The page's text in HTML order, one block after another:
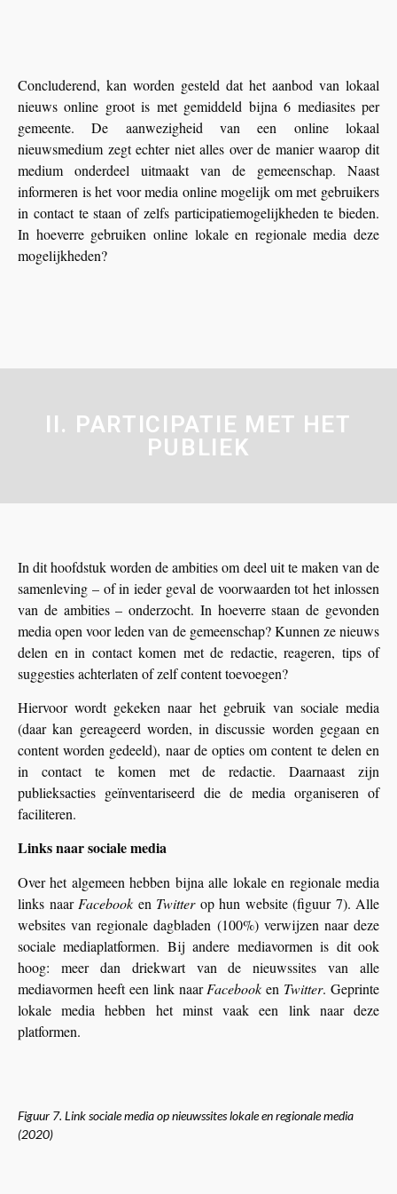
Concluderend, kan worden gesteld dat het aanbod van lokaal
nieuws online groot is met gemiddeld bijna 6 mediasites per
gemeente. De aanwezigheid van een online lokaal
nieuwsmedium zegt echter niet alles over de manier waarop dit
medium onderdeel uitmaakt van de gemeenschap. Naast
informeren is het voor media online mogelijk om met gebruikers
in contact te staan of zelfs participatiemogelijkheden te bieden.
In hoeverre gebruiken online lokale en regionale media deze
mogelijkheden?
II. PARTICIPATIE MET HET
PUBLIEK
In dit hoofdstuk worden de ambities om deel uit te maken van de
samenleving – of in ieder geval de voorwaarden tot het inlossen
van de ambities – onderzocht. In hoeverre staan de gevonden
media open voor leden van de gemeenschap? Kunnen ze nieuws
delen en in contact komen met de redactie, reageren, tips of
suggesties achterlaten of zelf content toevoegen?
Hiervoor wordt gekeken naar het gebruik van sociale media
(daar kan gereageerd worden, in discussie worden gegaan en
content worden gedeeld), naar de opties om content te delen en
in contact te komen met de redactie. Daarnaast zijn
publieksacties geïnventariseerd die de media organiseren of
faciliteren.
Links naar sociale media
Over het algemeen hebben bijna alle lokale en regionale media
links naar Facebook en Twitterop hun website (figuur 7). Alle
websites van regionale dagbladen (100%) verwijzen naar deze
sociale mediaplatformen. Bij andere mediavormen is dit ook
hoog: meer dan driekwart van de nieuwssites van alle
mediavormen heeft een link naarFacebook en Twitter. Geprinte
lokale media hebben het minst vaak een link naar deze
platformen.
Figuur 7. Link sociale media op nieuwssites lokale en regionale media
(2020)